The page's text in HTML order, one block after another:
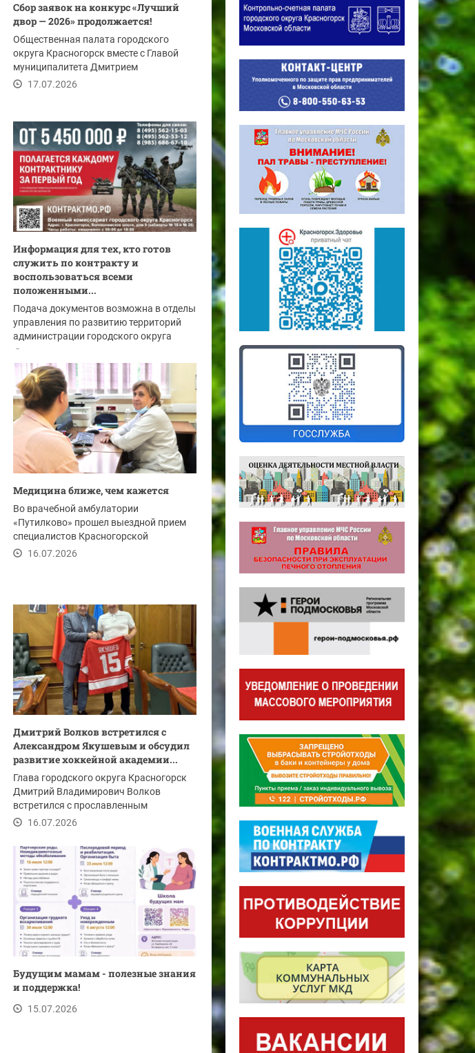
Сбор заявок на конкурс «Лучший
двор — 2026» продолжается!
Общественная палата городского
округа Красногорск вместе с Главой
муниципалитета Дмитрием
Владимировичем Волковым...
17.07.2026
Информация для тех, кто готов
служить по контракту и
воспользоваться всеми
положенными...
Подача документов возможна в отделы
управления по развитию территорий
администрации городского округа
Красногорск:
Медицина ближе, чем кажется
Во врачебной амбулатории
«Путилково» прошел выездной прием
специалистов Красногорской
клинической больницы - и он...
16.07.2026
Дмитрий Волков встретился с
Александром Якушевым и обсудил
развитие хоккейной академии...
Глава городского округа Красногорск
Дмитрий Владимирович Волков
встретился с прославленным
хоккеистом, Заслуженным...
16.07.2026
Будущим мамам - полезные знания
и поддержка!
15.07.2026